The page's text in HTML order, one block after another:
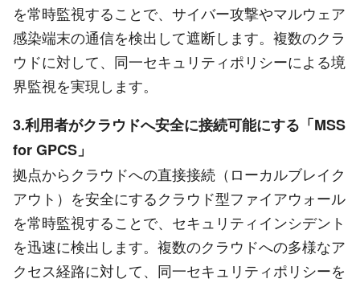
を常時監視することで、サイバー攻撃やマルウェア
感染端末の通信を検出して遮断します。複数のクラ
ウドに対して、同一セキュリティポリシーによる境
界監視を実現します。
3.利用者がクラウドへ安全に接続可能にする「MSS
for GPCS」
拠点からクラウドへの直接接続（ローカルブレイク
アウト）を安全にするクラウド型ファイアウォール
を常時監視することで、セキュリティインシデント
を迅速に検出します。複数のクラウドへの多様なア
クセス経路に対して、同一セキュリティポリシーを